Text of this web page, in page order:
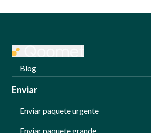
Blog
Enviar
Enviar paquete urgente
Enviar paquete grande